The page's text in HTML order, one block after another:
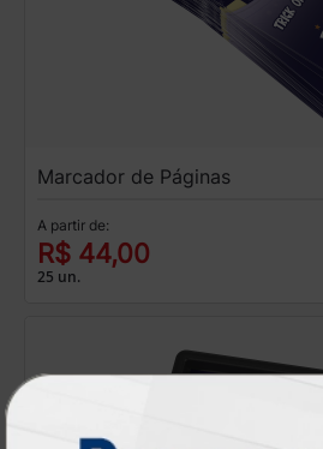
Marcador de Páginas
A partir de:
R$ 44,00
25 un.